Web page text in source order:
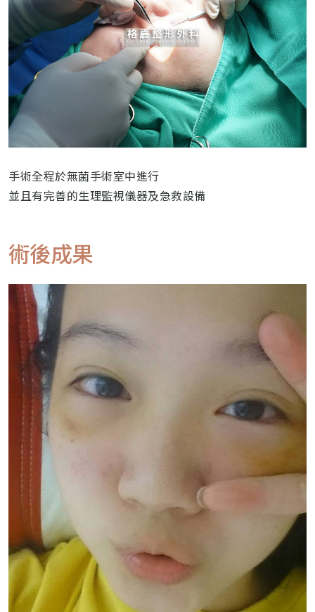
手術全程於無菌手術室中進行
並且有完善的生理監視儀器及急救設備
術後成果